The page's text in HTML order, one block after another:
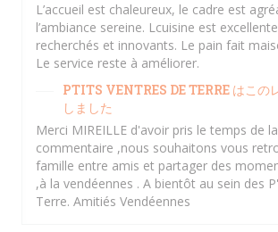
L’accueil est chaleureux, le cadre est
l’ambiance sereine. Lcuisine est
recherchés et innovants. Le pain fait
Le service reste à améliorer.
PTITS VENTRES DE TERRE はこの
しました
Merci MIREILLE d'avoir pris le temps de
commentaire ,nous souhaitons vous
famille entre amis et partager des
,à la vendéennes . A bientôt au sein des
Terre. Amitiés Vendéennes